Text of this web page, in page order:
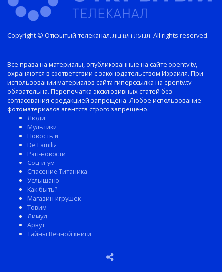
Copyright © Открытый телеканал. תנועת הערבות. All rights reserved.
Все права на материалы, опубликованные на сайте opentv.tv,
охраняются в соответствии с законодательством Израиля. При
использовании материалов сайта гиперссылка на opentv.tv
обязательна. Перепечатка эксклюзивных статей без
согласования с редакцией запрещена. Любое использование
фотоматериалов агентств строго запрещено.
Люди
Мультики
Новость и
De Familia
Рэп-новости
Соц-и-ум
Спасение Титаника
Услышано
Как быть?
Магазин игрушек
Товим
Лимуд
Арвут
Тайны Вечной книги